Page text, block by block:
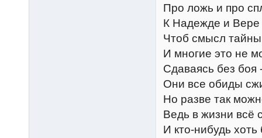
Про ложь и про
К Надежде и Вере
Чтоб смысл тайны
И многие это не
Сдаваясь без боя
Они все обиды
Но разве так
Ведь в жизни всё
И кто-нибудь